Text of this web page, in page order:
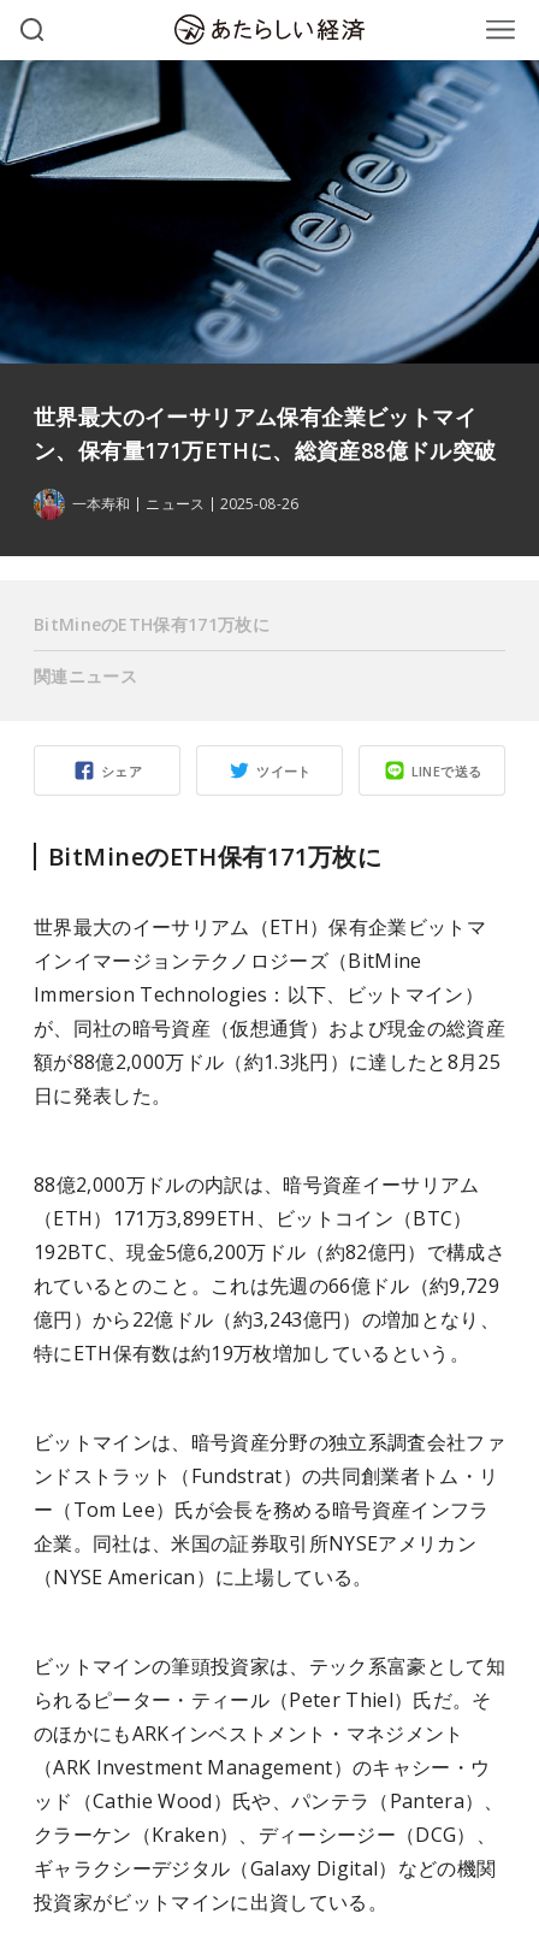
世界最大のイーサリアム保有企業ビットマイ
ン、保有量171万ETHに、総資産88億ドル突破
一本寿和 ニュース 2025-08-26
シェア ツイート LINEで送る
BitMineのETH保有171万枚に
世界最大のイーサリアム（ETH）保有企業ビットマ
インイマージョンテクノロジーズ（BitMine
Immersion Technologies：以下、ビットマイン）
が、同社の暗号資産（仮想通貨）および現金の総資産
額が88億2,000万ドル（約1.3兆円）に達したと8月25
日に発表した。
88億2,000万ドルの内訳は、暗号資産イーサリアム
（ETH）171万3,899ETH、ビットコイン（BTC）
192BTC、現金5億6,200万ドル（約82億円）で構成さ
れているとのこと。これは先週の66億ドル（約9,729
億円）から22億ドル（約3,243億円）の増加となり、
特にETH保有数は約19万枚増加しているという。
ビットマインは、暗号資産分野の独立系調査会社ファ
ンドストラット（Fundstrat）の共同創業者トム・リ
ー（Tom Lee）氏が会長を務める暗号資産インフラ
企業。同社は、米国の証券取引所NYSEアメリカン
（NYSE American）に上場している。
ビットマインの筆頭投資家は、テック系富豪として知
られるピーター・ティール（Peter Thiel）氏だ。そ
のほかにもARKインベストメント・マネジメント
（ARK Investment Management）のキャシー・ウ
ッド（Cathie Wood）氏や、パンテラ（Pantera）、
クラーケン（Kraken）、ディーシージー（DCG）、
ギャラクシーデジタル（Galaxy Digital）などの機関
投資家がビットマインに出資している。
BitMineのETH保有171万枚に
関連ニュース